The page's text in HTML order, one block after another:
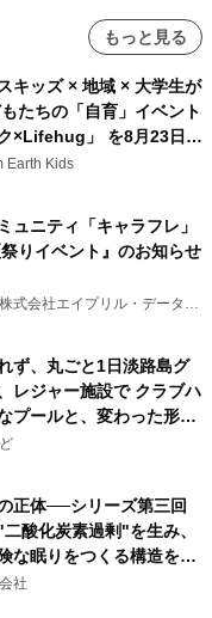
もっと見る
キッズ × 地域 × 大学生が
たちの「自育」イベント
ク×Lifehug」 を8月23日
Earth Kids
ュニティ「キャラフレ」
祭りイベント』のお知らせ
式会社エイプリル・データ・
ず、丸ごと1日淡路島グ
レジャー施設で クラブハ
プールと、変わった形の
BOXY AWAJI」のお
連泊プランで
正体──シリーズ第三回
酸化炭素過剰"を生み、
な眠りをつくる構造を解
社